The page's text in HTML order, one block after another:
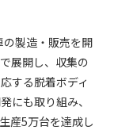
製造・販売を開
展開し、収集の
する脱着ボディ
にも取り組み、
産5万台を達成し